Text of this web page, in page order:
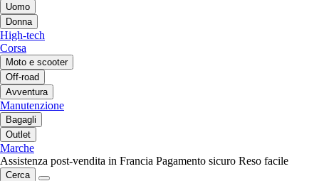
Uomo
Donna
High-tech
Corsa
Moto e scooter
Off-road
Avventura
Manutenzione
Bagagli
Outlet
Marche
Assistenza post-vendita in Francia Pagamento sicuro Reso facile
Cerca